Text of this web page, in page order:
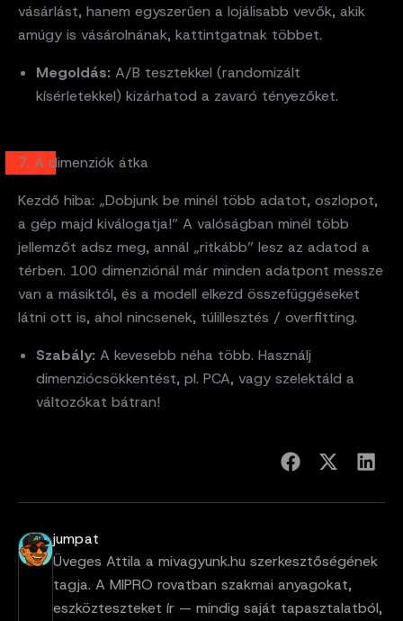
vásárlást, hanem egyszerűen a lojálisabb vevők, akik
amúgy is vásárolnának, kattintgatnak többet.
Megoldás: A/B tesztekkel (randomizált
kísérletekkel) kizárhatod a zavaró tényezőket.
7. A dimenziók átka
Kezdő hiba: „Dobjunk be minél több adatot, oszlopot,
a gép majd kiválogatja!” A valóságban minél több
jellemzőt adsz meg, annál „ritkább” lesz az adatod a
térben. 100 dimenziónál már minden adatpont messze
van a másiktól, és a modell elkezd összefüggéseket
látni ott is, ahol nincsenek, túlillesztés / overfitting.
Szabály: A kevesebb néha több. Használj
dimenziócsökkentést, pl. PCA, vagy szelektáld a
változókat bátran!
jumpat
Üveges Attila a mivagyunk.hu szerkesztőségének
tagja. A MIPRO rovatban szakmai anyagokat,
eszközteszteket ír — mindig saját tapasztalatból,